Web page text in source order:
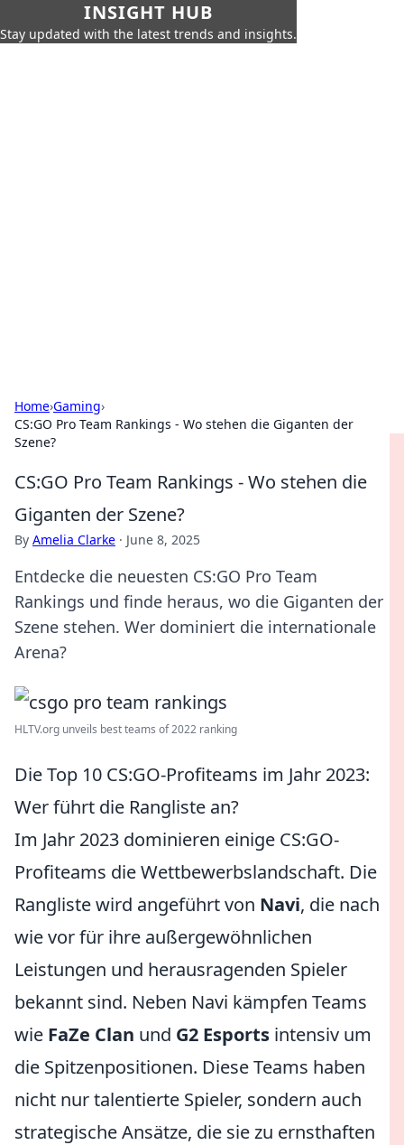
INSIGHT HUB
Stay updated with the latest trends and insights.
Home›Gaming›
CS:GO Pro Team Rankings - Wo stehen die Giganten der
Szene?
CS:GO Pro Team Rankings - Wo stehen die
Giganten der Szene?
By Amelia Clarke · June 8, 2025
Entdecke die neuesten CS:GO Pro Team
Rankings und finde heraus, wo die Giganten der
Szene stehen. Wer dominiert die internationale
Arena?
HLTV.org unveils best teams of 2022 ranking
Die Top 10 CS:GO-Profiteams im Jahr 2023:
Wer führt die Rangliste an?
Im Jahr 2023 dominieren einige CS:GO-
Profiteams die Wettbewerbslandschaft. Die
Rangliste wird angeführt von Navi, die nach
wie vor für ihre außergewöhnlichen
Leistungen und herausragenden Spieler
bekannt sind. Neben Navi kämpfen Teams
wie FaZe Clan und G2 Esports intensiv um
die Spitzenpositionen. Diese Teams haben
nicht nur talentierte Spieler, sondern auch
strategische Ansätze, die sie zu ernsthaften